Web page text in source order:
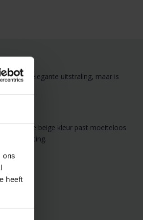
ons
heeft
een elegante uitstraling, maar is
De beige kleur past moeiteloos
setting.